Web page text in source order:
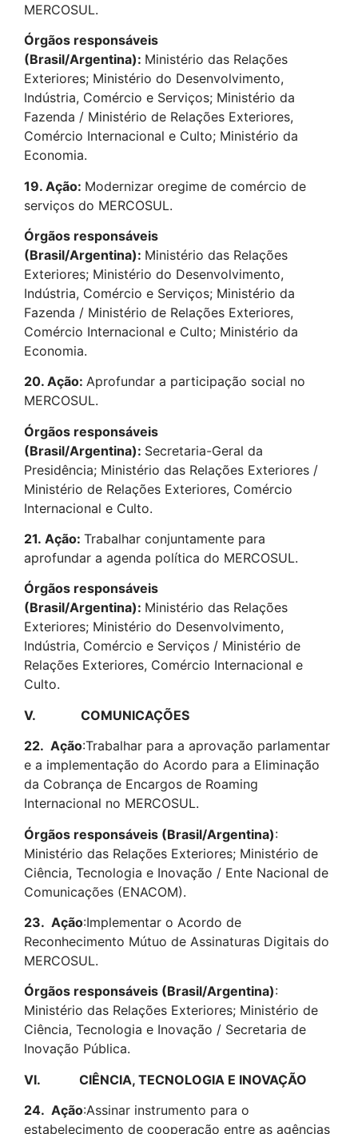
MERCOSUL.
Órgãos responsáveis
(Brasil/Argentina): Ministério das Relações
Exteriores; Ministério do Desenvolvimento,
Indústria, Comércio e Serviços; Ministério da
Fazenda / Ministério de Relações Exteriores,
Comércio Internacional e Culto; Ministério da
Economia.
19. Ação: Modernizar oregime de comércio de
serviços do MERCOSUL.
Órgãos responsáveis
(Brasil/Argentina): Ministério das Relações
Exteriores; Ministério do Desenvolvimento,
Indústria, Comércio e Serviços; Ministério da
Fazenda / Ministério de Relações Exteriores,
Comércio Internacional e Culto; Ministério da
Economia.
20. Ação: Aprofundar a participação social no
MERCOSUL.
Órgãos responsáveis
(Brasil/Argentina): Secretaria-Geral da
Presidência; Ministério das Relações Exteriores /
Ministério de Relações Exteriores, Comércio
Internacional e Culto.
21. Ação: Trabalhar conjuntamente para
aprofundar a agenda política do MERCOSUL.
Órgãos responsáveis
(Brasil/Argentina): Ministério das Relações
Exteriores; Ministério do Desenvolvimento,
Indústria, Comércio e Serviços / Ministério de
Relações Exteriores, Comércio Internacional e
Culto.
V. COMUNICAÇÕES
22. Ação:Trabalhar para a aprovação parlamentar
e a implementação do Acordo para a Eliminação
da Cobrança de Encargos de Roaming
Internacional no MERCOSUL.
Órgãos responsáveis (Brasil/Argentina):
Ministério das Relações Exteriores; Ministério de
Ciência, Tecnologia e Inovação / Ente Nacional de
Comunicações (ENACOM).
23. Ação:Implementar o Acordo de
Reconhecimento Mútuo de Assinaturas Digitais do
MERCOSUL.
Órgãos responsáveis (Brasil/Argentina):
Ministério das Relações Exteriores; Ministério de
Ciência, Tecnologia e Inovação / Secretaria de
Inovação Pública.
VI. CIÊNCIA, TECNOLOGIA E INOVAÇÃO
24. Ação:Assinar instrumento para o
estabelecimento de cooperação entre as agências